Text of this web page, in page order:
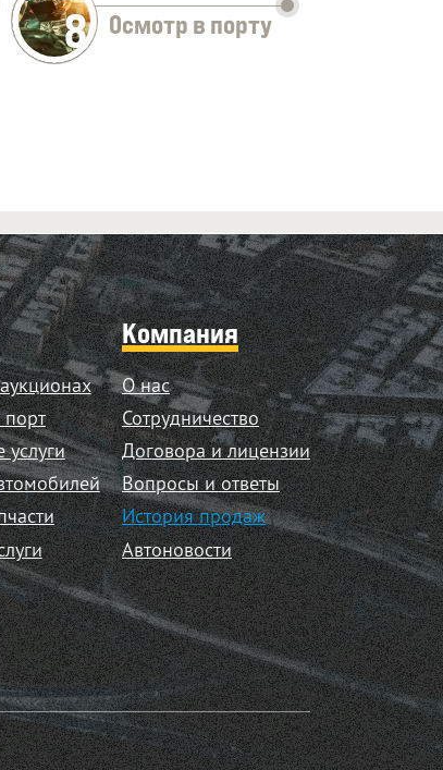
8 Осмотр в порту
порт
Компания
О нас
Сотрудничество
Договора и лицензии
Вопросы и ответы
История продаж
Автоновости